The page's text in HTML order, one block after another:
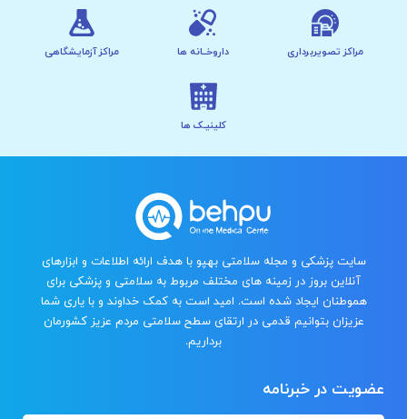
مراکز تصویربرداری داروخــانه ها مراکز آزمایشگاهی
کلینیـک ها
سایت پزشکی و مجله سلامتی بهپو با هدف ارائه اطلاعات و ابزارهای
آنلاین بروز در زمینه های مختلف مربوط به سلامتی و پزشکی برای
هموطنان ایجاد شده است. امید است به کمک خداوند و با یاری شما
عزیزان بتوانیم قدمی در ارتقای سطح سلامتی مردم عزیز کشورمان
برداریم.
عضویت در خبرنامه